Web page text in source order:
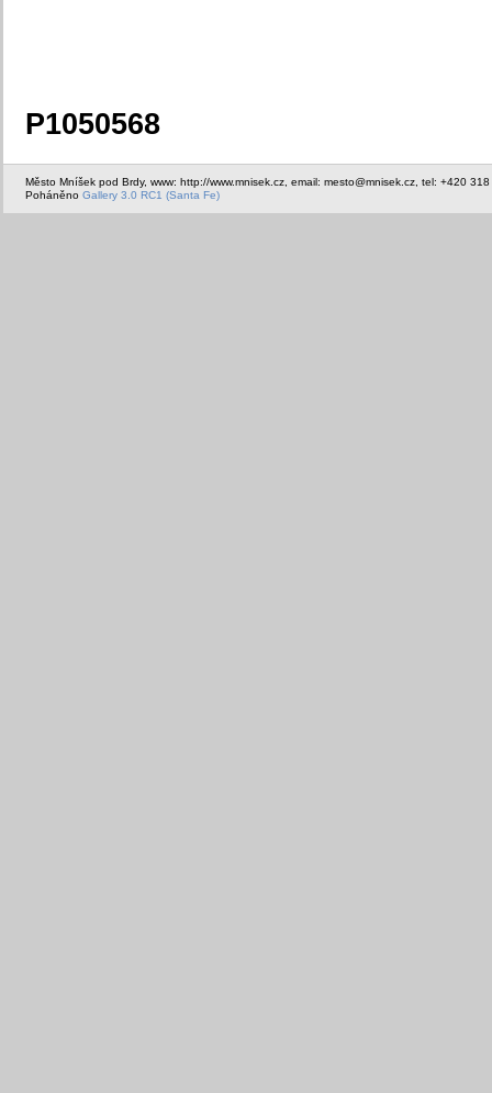
P1050568
Město Mníšek pod Brdy, www: http://www.mnisek.cz, email: mesto@mnisek.cz, tel: +420
Poháněno Gallery 3.0 RC1 (Santa Fe)